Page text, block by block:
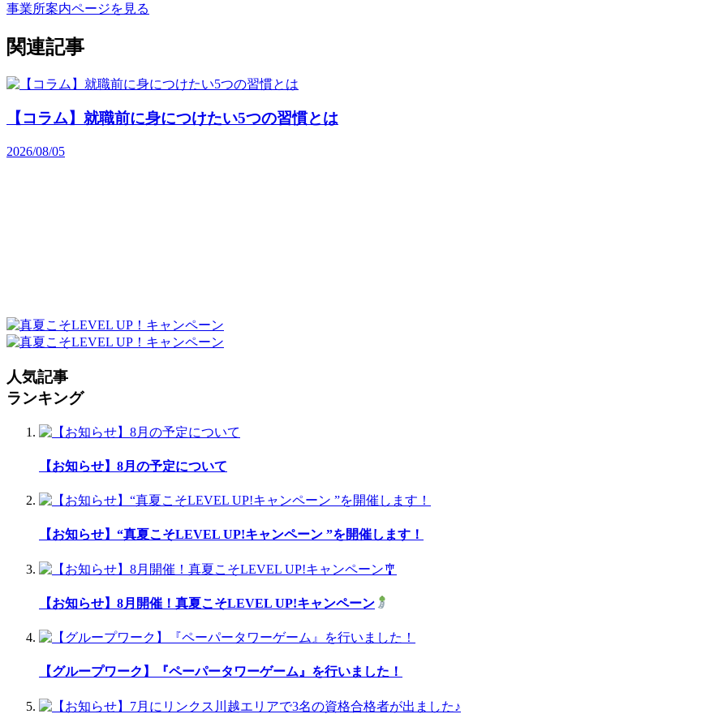
事業所案内ページを見る
関連記事
【コラム】就職前に身につけたい5つの習慣とは
2026/08/05
人気記事
ランキング
【お知らせ】8月の予定について
【お知らせ】“真夏こそLEVEL UP!キャンペーン ”を開催します！
【お知らせ】8月開催！真夏こそLEVEL UP!キャンペーン
【グループワーク】『ペーパータワーゲーム』を行いました！